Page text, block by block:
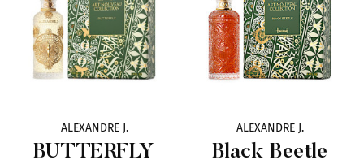
ArteOlfatto 16
Arte Profumi 31
Attar al Has 21
ALEXANDRE J.
BUTTERFLY
ALEXANDRE J.
Black Beetle